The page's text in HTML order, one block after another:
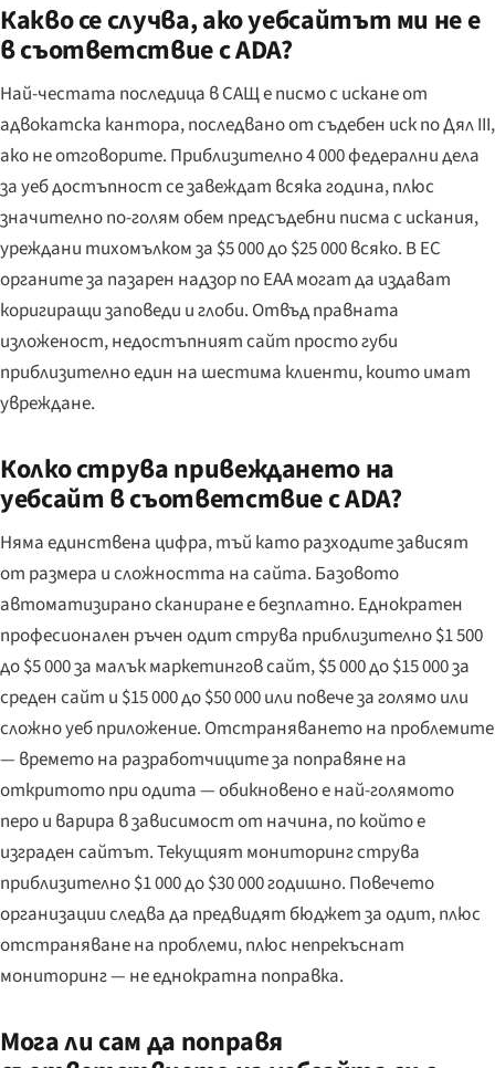
Какво се случва, ако уебсайтът ми не е
в съответствие с ADA?
Най-честата последица в САЩ е писмо с искане от
адвокатска кантора, последвано от съдебен иск по Дял III,
ако не отговорите. Приблизително 4 000 федерални дела
за уеб достъпност се завеждат всяка година, плюс
значително по-голям обем предсъдебни писма с искания,
уреждани тихомълком за $5 000 до $25 000 всяко. В ЕС
органите за пазарен надзор по EAA могат да издават
коригиращи заповеди и глоби. Отвъд правната
изложеност, недостъпният сайт просто губи
приблизително един на шестима клиенти, които имат
увреждане.
Колко струва привеждането на
уебсайт в съответствие с ADA?
Няма единствена цифра, тъй като разходите зависят
от размера и сложността на сайта. Базовото
автоматизирано сканиране е безплатно. Еднократен
професионален ръчен одит струва приблизително $1 500
до $5 000 за малък маркетингов сайт, $5 000 до $15 000 за
среден сайт и $15 000 до $50 000 или повече за голямо или
сложно уеб приложение. Отстраняването на проблемите
— времето на разработчиците за поправяне на
откритото при одита — обикновено е най-голямото
перо и варира в зависимост от начина, по който е
изграден сайтът. Текущият мониторинг струва
приблизително $1 000 до $30 000 годишно. Повечето
организации следва да предвидят бюджет за одит, плюс
отстраняване на проблеми, плюс непрекъснат
мониторинг — не еднократна поправка.
Мога ли сам да поправя